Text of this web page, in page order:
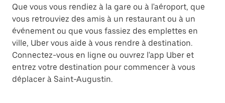
Que vous vous rendiez à la gare ou à l'aéroport, que
vous retrouviez des amis à un restaurant ou à un
événement ou que vous fassiez des emplettes en
ville, Uber vous aide à vous rendre à destination.
Connectez-vous en ligne ou ouvrez l'app Uber et
entrez votre destination pour commencer à vous
déplacer à Saint-Augustin.